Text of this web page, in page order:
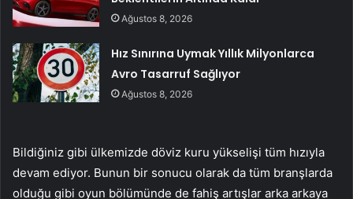
Ağustos 8, 2026
Hız Sınırına Uymak Yıllık Milyonlarca
Avro Tasarruf Sağlıyor
Ağustos 8, 2026
Bildiğiniz gibi ülkemizde döviz kuru yükselişi tüm hızıyla
devam ediyor. Bunun bir sonucu olarak da tüm branşlarda
olduğu gibi oyun bölümünde de fahiş artışlar arka arkaya